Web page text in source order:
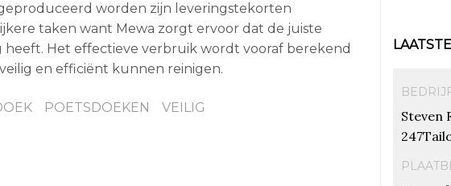
worden zijn leveringstekorten
taken want Mewa zorgt ervoor dat de juiste
heeft. Het effectieve verbruik wordt vooraf berekend
en efficiënt kunnen reinigen.
POETSDOEKEN VEILIG
Steven